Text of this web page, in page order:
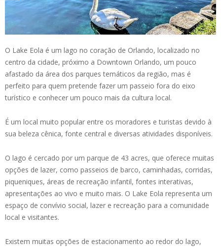
O Lake Eola é um lago no coração de Orlando, localizado no
centro da cidade, próximo a Downtown Orlando, um pouco
afastado da área dos parques temáticos da região, mas é
perfeito para quem pretende fazer um passeio fora do eixo
turístico e conhecer um pouco mais da cultura local.
É um local muito popular entre os moradores e turistas devido à
sua beleza cênica, fonte central e diversas atividades disponíveis.
O lago é cercado por um parque de 43 acres, que oferece muitas
opções de lazer, como passeios de barco, caminhadas, corridas,
piqueniques, áreas de recreação infantil, fontes interativas,
apresentações ao vivo e muito mais. O Lake Eola representa um
espaço de convívio social, lazer e recreação para a comunidade
local e visitantes.
Existem muitas opções de estacionamento ao redor do lago,